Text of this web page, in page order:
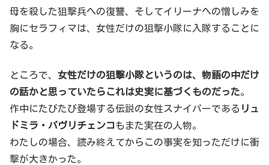
母を殺した狙撃兵への復讐、そしてイリーナへの憎しみを
胸にセラフィマは、女性だけの狙撃小隊に入隊することに
なる。
ところで、 女性だけの狙撃小隊というのは、物語の中だけ
の話かと思っていたらこれは史実に基づくものだった。
作中にたびたび登場する伝説の女性スナイパーである リュ
ドミラ・パヴリチェンコもまた実在の人物。
わたしの場合、読み終えてからこの事実を知っただけに衝
撃が大きかった。